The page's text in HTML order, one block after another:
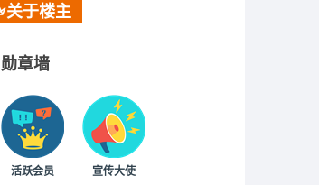
关于楼主
勋章墙
活跃会员 宣传大使